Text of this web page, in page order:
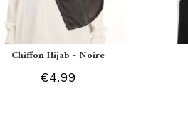
Chiffon Hijab - Noire
€4.99